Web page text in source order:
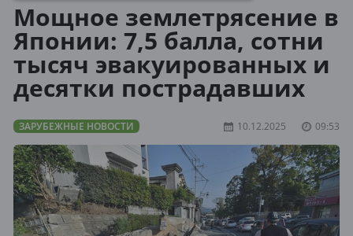
Мощное землетрясение в
Японии: 7,5 балла, сотни
тысяч эвакуированных и
десятки пострадавших
ЗАРУБЕЖНЫЕ НОВОСТИ 10.12.2025 09:53